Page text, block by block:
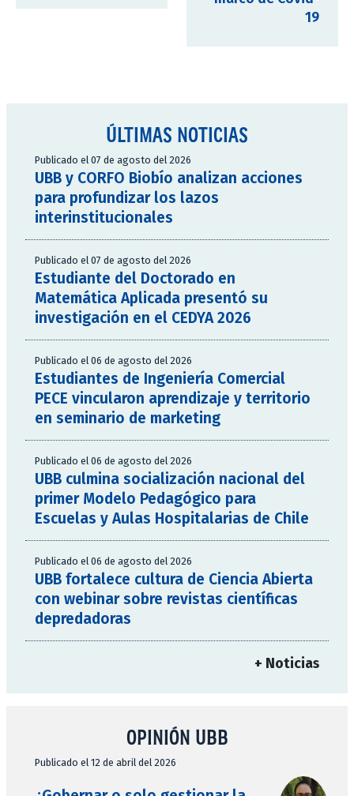
19
ÚLTIMAS NOTICIAS
Publicado el 07 de agosto del 2026
UBB y CORFO Biobío analizan acciones
para profundizar los lazos
interinstitucionales
Publicado el 07 de agosto del 2026
Estudiante del Doctorado en
Matemática Aplicada presentó su
investigación en el CEDYA 2026
Publicado el 06 de agosto del 2026
Estudiantes de Ingeniería Comercial
PECE vincularon aprendizaje y territorio
en seminario de marketing
Publicado el 06 de agosto del 2026
UBB culmina socialización nacional del
primer Modelo Pedagógico para
Escuelas y Aulas Hospitalarias de Chile
Publicado el 06 de agosto del 2026
UBB fortalece cultura de Ciencia Abierta
con webinar sobre revistas científicas
depredadoras
+ Noticias
OPINIÓN UBB
Publicado el 12 de abril del 2026